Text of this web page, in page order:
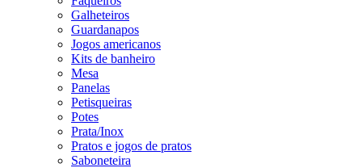
Galheteiros
Guardanapos
Jogos americanos
Kits de banheiro
Mesa
Panelas
Petisqueiras
Potes
Prata/Inox
Pratos e jogos de pratos
Saboneteira